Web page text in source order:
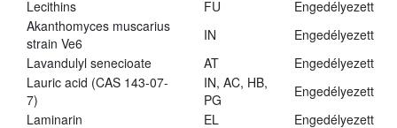
Lecithins
FU
Engedélyezett
Akanthomyces muscarius
strain Ve6
IN
Engedélyezett
Lavandulyl senecioate
AT
Engedélyezett
Lauric acid (CAS 143-07-
7)
IN, AC, HB,
PG
Engedélyezett
Laminarin
EL
Engedélyezett